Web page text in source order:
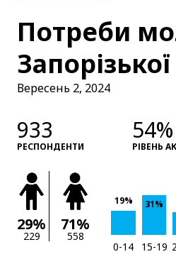
Потреби
Вересень 2, 2024
933
РЕСПОНДЕНТИ
54%
РІВЕНЬ
29%
229
71%
558
19% 31%
0-14 15-19